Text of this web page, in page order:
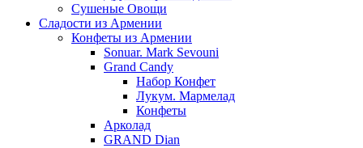
Сушеные Овощи
Сладости из Армении
Конфеты из Армении
Sonuar. Mark Sevouni
Grand Candy
Набор Конфет
Лукум. Мармелад
Конфеты
Арколад
GRAND Dian